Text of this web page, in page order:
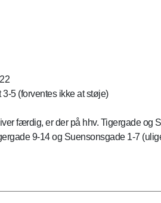
5 (forventes ikke at støje)
færdig, er der på hhv. Tigergade og
9-14 og Suensonsgade 1-7